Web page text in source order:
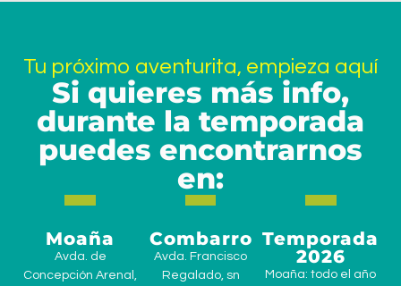
Tu próximo aventurita, empieza aquí
Si quieres más info,
durante la temporada
puedes encontrarnos
en:
Moaña
Avda. de
Concepción Arenal,
Combarro
Avda. Francisco
Regalado, sn
Temporada
2026
Moaña: todo el año